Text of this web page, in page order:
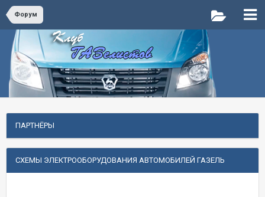
Форум
ПАРТНЁРЫ
СХЕМЫ ЭЛЕКТРООБОРУДОВАНИЯ АВТОМОБИЛЕЙ ГАЗЕЛЬ